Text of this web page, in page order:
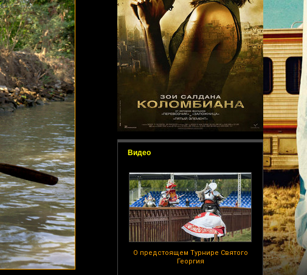
Видео
О предстоящем Турнире Святого
Георгия